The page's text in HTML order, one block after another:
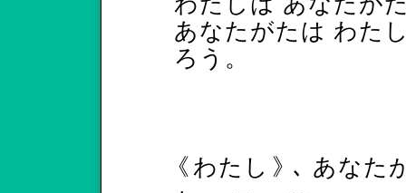
あなたがたは わた
ろう。
《 わたし 》､ あなた